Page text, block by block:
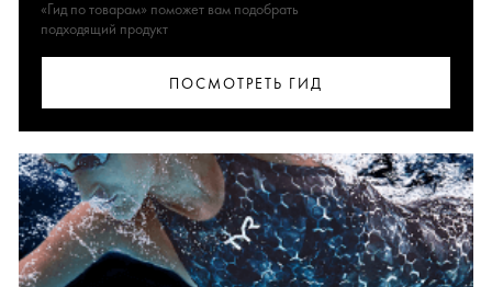
«Гид по товарам» поможет вам подобрать
подходящий продукт
ПОСМОТРЕТЬ ГИД